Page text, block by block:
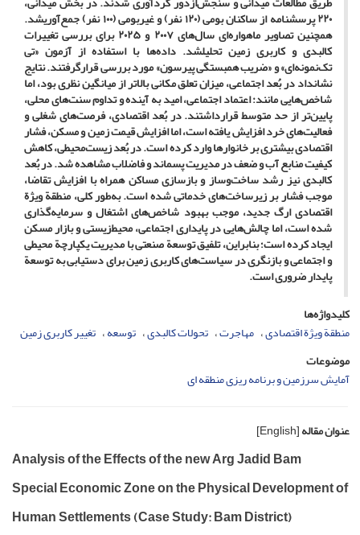
۲۲۰ پرسش­نامه از ساکنان بومی (۱۲۰ نفر) و غیربومی (۱۰۰ نفر) جمع‌آوری­شد.
همچنین تصاویر ماهواره‌ای سال‌های ۲۰۰۷ و ۲۰۲۵ برای بررسی تغییرات
کالبدی و کاربری زمین تحلیل­شد. داده‌ها با استفاده از آزمون «تی
تک‌نمونه‌ای» و «ضریب همبستگی پیرسون» مورد بررسی قرارگرفتند. نتایج
نشان­داد در بُعد اجتماعی، میزان تعلق مکانی بالاتر از میانگین نظری بود، اما
شاخص‌هایی مانند: اعتماد اجتماعی، امید به آینده و تداوم سنت‌های محلی،
پایین‌تر از حد متوسط قرارداشتند. در بُعد اقتصادی، فرصت‌های شغلی و
فعالیت‌های خرد افزایش یافته است، اما افزایش قیمت زمین و مسکن، فشار
اقتصادی بیشتری بر خانوارها وارد کرده است. در بُعد زیست‌محیطی، کاهش
کیفیت منابع آب و ضعف در مدیریت پسماند و فاضلاب مشاهده شد. در بُعد
کالبدی نیز رشد ساخت‌وساز و بازسازی مساکن همراه با افزایش تقاضا،
موجب فشار بر زیرساخت‌های خدماتی شده است. به‌طور کلی، منطقة ویژة
اقتصادی ارگ جدید، موجب بهبود شاخص‌های اشتغال و سرمایه‌گذاری
شده است، اما چالش‌هایی در پایداری اجتماعی، محیط‌زیستی و بازار مسکن
ایجاد کرده است؛ بنابراین، تلفیق توسعة صنعتی با مدیریت یکپارچة محیطی
و اجتماعی و بازنگری در سیاست‌های کاربری زمین برای دستیابی به توسعة
پایدار ضروری است.
کلیدواژه‌ها
منطقة ویژة اقتصادی مهاجرت تحولات کالبدی توسعه تغییر کاربری زمین
موضوعات
آمایش سرزمین و برنامه ریزی منطقه ای
عنوان مقاله[English]
Analysis of the Effects of the new Arg Jadid Bam
Special Economic Zone on the Physical Development of
Human Settlements (Case Study: Bam District)